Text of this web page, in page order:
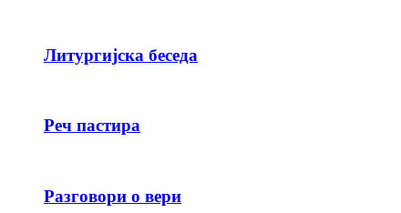
Литургијска беседа
Реч пастира
Разговори о вери